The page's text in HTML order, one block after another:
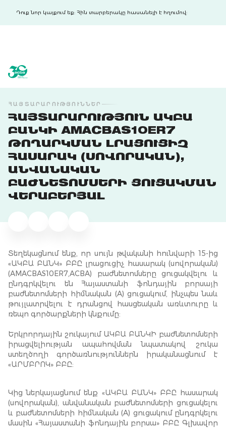
Դուք նոր կայքում եք: Հին տարբերակը հասանելի է հղումով:
ՀԱՅՏԱՐԱՐՈՒԹՅՈՒՆՆԵՐ
ՀԱՅՏԱՐԱՐՈՒԹՅՈՒՆ ԱԿԲԱ
ԲԱՆԿԻ AMACBAS10ER7
ԹՈՂԱՐԿՄԱՆ ԼՐԱՑՈՒՑԻՉ
ՀԱՍԱՐԱԿ (ՍՈՎՈՐԱԿԱՆ),
ԱՆՎԱՆԱԿԱՆ
ԲԱԺՆԵՏՈՄՍԵՐԻ ՑՈՒՑԱԿՄԱՆ
ՎԵՐԱԲԵՐՅԱԼ
Տեղեկացնում ենք, որ սույն թվականի հունվարի 15-ից
«ԱԿԲԱ ԲԱՆԿ» ԲԲԸ լրացուցիչ հասարակ (սովորական)
(AMACBAS10ER7,ACBA) բաժնետոմսերը ցուցակվելու և
ընդգրկվելու են Հայաստանի ֆոնդային բորսայի
բաժնետոմսերի հիմնական (A) ցուցակում, ինչպես նաև
թույլատրվելու է դրանցով հասցեական առևտուրը և
ռեպո գործարքների կնքումը:
Երկրորդային շուկայում ԱԿԲԱ ԲԱՆԿԻ բաժնետոմսերի
իրացվելիության ապահովման նպատակով շուկա
ստեղծողի գործառնություններն իրականացնում է
«ԱՐՄԲՐՈԿ» ԲԲԸ:
Կից ներկայացնում ենք «ԱԿԲԱ ԲԱՆԿ» ԲԲԸ հասարակ
(սովորական), անվանական բաժնետոմսերի ցուցակելու
և բաժնետոմսերի հիմնական (A) ցուցակում ընդգրկելու
մասին «Հայաստանի ֆոնդային բորսա» ԲԲԸ Գլխավոր